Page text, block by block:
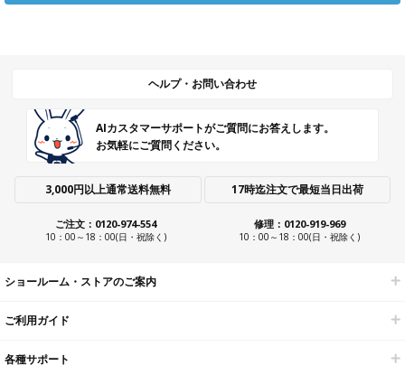
ヘルプ・お問い合わせ
AIカスタマーサポートがご質問にお答えします。
お気軽にご質問ください。
3,000円以上通常送料無料 17時迄注文で最短当日出荷
ご注文：0120-974-554
10：00～18：00(日・祝除く)
修理：0120-919-969
10：00～18：00(日・祝除く)
ショールーム・ストアのご案内
ご利用ガイド
各種サポート